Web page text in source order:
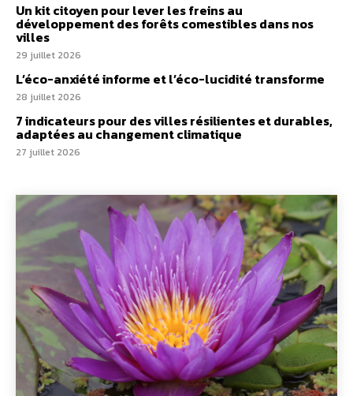
Un kit citoyen pour lever les freins au
développement des forêts comestibles dans nos
villes
29 juillet 2026
L’éco-anxiété informe et l’éco-lucidité transforme
28 juillet 2026
7 indicateurs pour des villes résilientes et durables,
adaptées au changement climatique
27 juillet 2026